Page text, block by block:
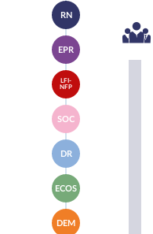
Accéder
à la
page
du
groupe
Rassemblement
National
RN
Accéder
à la
page
du
groupe
Ensemble
pour
la
République
EPR
Accéder
à la
page
du
groupe
La
France
insoumise
-
Nouveau
Front
Populaire
LFI-
NFP
Accéder
à la
page
du
groupe
Socialistes
et
apparentés
SOC
Accéder
à la
page
du
groupe
Droite
Républicaine
DR
Accéder
à la
page
du
groupe
ECOS
Accéder
à la
DEM